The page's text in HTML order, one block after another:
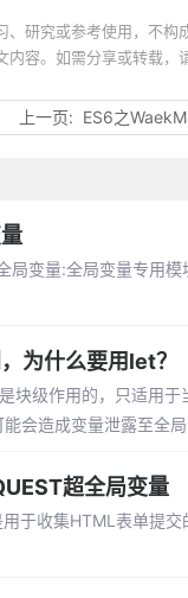
、研究或参考使用，不
内容。如需分享或转载，
上一页: ES6之
局变量:全局变量专用
为什么要用let？
块级作用的，只适用
会造成变量泄露至全局
超全局变量
用于收集HTML表单提